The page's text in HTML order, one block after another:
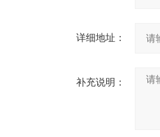
详细地址：
补充说明：